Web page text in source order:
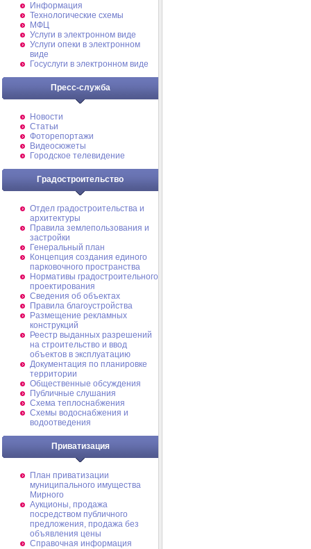
Информация
Технологические схемы
МФЦ
Услуги в электронном виде
Услуги опеки в электронном
виде
Госуслуги в электронном виде
Пресс-служба
Новости
Статьи
Фоторепортажи
Видеосюжеты
Городское телевидение
Градостроительство
Отдел градостроительства и
архитектуры
Правила землепользования и
застройки
Генеральный план
Концепция создания единого
парковочного пространства
Нормативы градостроительного
проектирования
Сведения об объектах
Правила благоустройства
Размещение рекламных
конструкций
Реестр выданных разрешений
на строительство и ввод
объектов в эксплуатацию
Документация по планировке
территории
Общественные обсуждения
Публичные слушания
Схема теплоснабжения
Схемы водоснабжения и
водоотведения
Приватизация
План приватизации
муниципального имущества
Мирного
Аукционы, продажа
посредством публичного
предложения, продажа без
объявления цены
Справочная информация